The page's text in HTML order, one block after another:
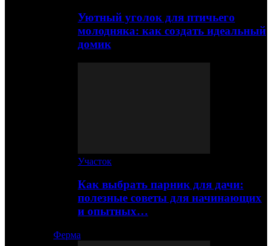
Уютный уголок для птичьего
молодняка: как создать идеальный
домик
Участок
Как выбрать парник для дачи:
полезные советы для начинающих
и опытных…
Ферма